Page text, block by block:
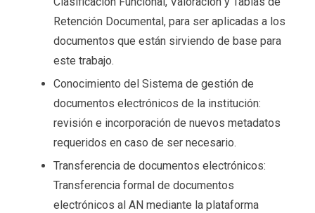
Retención Documental, para ser aplicadas a los
documentos que están sirviendo de base para
este trabajo.
Conocimiento del Sistema de gestión de
documentos electrónicos de la institución:
revisión e incorporación de nuevos metadatos
requeridos en caso de ser necesario.
Transferencia de documentos electrónicos:
Transferencia formal de documentos
electrónicos al AN mediante la plataforma